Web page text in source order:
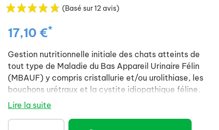
(Basé sur 12 avis)
17,10 €*
Gestion nutritionnelle initiale des chats atteints de
tout type de Maladie du Bas Appareil Urinaire Félin
(MBAUF) y compris cristallurie et/ou urolithiase, les
bouchons urétraux et la cystite idiopathique féline.
Dissolution des calculs de struvite stérile. Gestion
Cristaux et calculs de struvite, d’oxalate de calcium
Lire la suite